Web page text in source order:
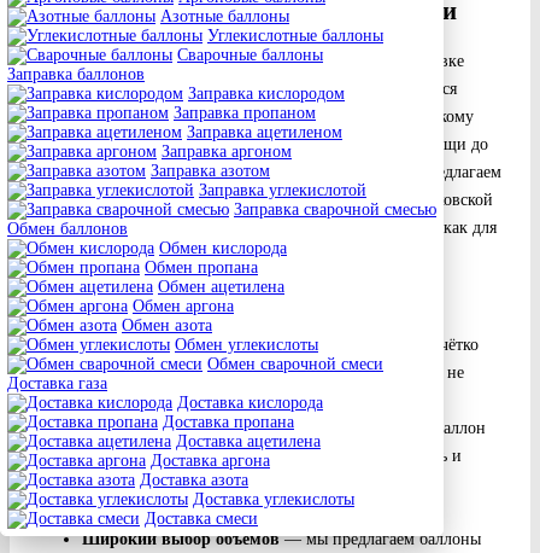
Азотные баллоны
Углекислотные баллоны
Сварочные баллоны
Заправка баллонов
Заправка кислородом
Заправка пропаном
Заправка ацетиленом
Заправка аргоном
Заправка азотом
Заправка углекислотой
Заправка сварочной смесью
Обмен баллонов
Обмен кислорода
Обмен пропана
Обмен ацетилена
Обмен аргона
Обмен азота
Обмен углекислоты
Обмен сварочной смеси
Доставка газа
Доставка кислорода
Доставка пропана
Доставка ацетилена
Доставка аргона
Доставка азота
Доставка углекислоты
Доставка смеси
Крылатскому и Московской области
Компания «СварТехГаз» предоставляет услуги по доставке
пропана в баллонах различных объёмов. Пропан является
одним из самых востребованных газов благодаря широкому
спектру применения: от отопления и приготовления пищи до
использования в строительстве и производстве. Мы предлагаем
оперативную доставку пропана по Крылатскому и Московской
области, гарантируя надёжное и безопасное снабжение как для
частных, так и для корпоративных клиентов.
Преимущества доставки пропана с «СварТехГаз»
Оперативность и надёжность— наша команда чётко
соблюдает сроки поставок, чтобы ваши процессы не
прерывались.
Контроль качества и безопасности
— каждый баллон
проходит тщательную проверку на герметичность и
соответствует всем стандартам безопасности, что
позволяет использовать его в любых условиях.
Широкий выбор объёмов— мы предлагаем баллоны